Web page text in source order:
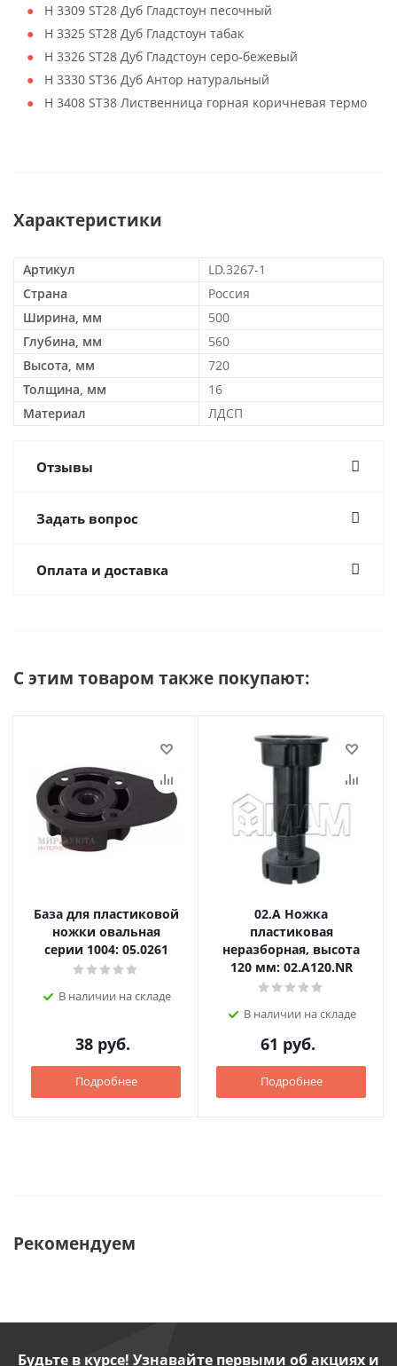
H 3309 ST28 Дуб Гладстоун песочный
H 3325 ST28 Дуб Гладстоун табак
H 3326 ST28 Дуб Гладстоун серо-бежевый
H 3330 ST36 Дуб Антор натуральный
H 3408 ST38 Лиственница горная коричневая термо
Характеристики
Артикул
LD.3267-1
Страна
Россия
Ширина, мм
500
Глубина, мм
560
Высота, мм
720
Толщина, мм
16
Материал
ЛДСП
Отзывы
Задать вопрос
Оплата и доставка
С этим товаром также покупают:
База для пластиковой
ножки овальная
серии 1004: 05.0261
В наличии на складе
38 руб.
Подробнее
02.А Ножка
пластиковая
неразборная, высота
120 мм: 02.A120.NR
В наличии на складе
61 руб.
Подробнее
Рекомендуем
Будьте в курсе! Узнавайте первыми об акциях и